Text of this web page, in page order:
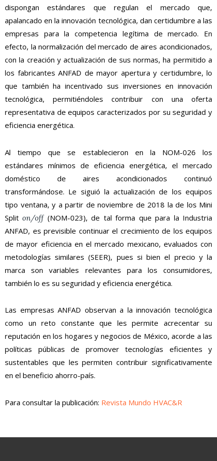
dispongan estándares que regulan el mercado que,
apalancado en la innovación tecnológica, dan certidumbre a las
empresas para la competencia legítima de mercado. En
efecto, la normalización del mercado de aires acondicionados,
con la creación y actualización de sus normas, ha permitido a
los fabricantes ANFAD de mayor apertura y certidumbre, lo
que también ha incentivado sus inversiones en innovación
tecnológica, permitiéndoles contribuir con una oferta
representativa de equipos caracterizados por su seguridad y
eficiencia energética.
Al tiempo que se establecieron en la NOM-026 los
estándares mínimos de eficiencia energética, el mercado
doméstico de aires acondicionados continuó
transformándose. Le siguió la actualización de los equipos
tipo ventana, y a partir de noviembre de 2018 la de los Mini
Spliton/off(NOM-023), de tal forma que para la Industria
ANFAD, es previsible continuar el crecimiento de los equipos
de mayor eficiencia en el mercado mexicano, evaluados con
metodologías similares (SEER), pues si bien el precio y la
marca son variables relevantes para los consumidores,
también lo es su seguridad y eficiencia energética.
Las empresas ANFAD observan a la innovación tecnológica
como un reto constante que les permite acrecentar su
reputación en los hogares y negocios de México, acorde a las
políticas públicas de promover tecnologías eficientes y
sustentables que les permiten contribuir significativamente
en el beneficio ahorro-país.
Para consultar la publicación: Revista Mundo HVAC&R